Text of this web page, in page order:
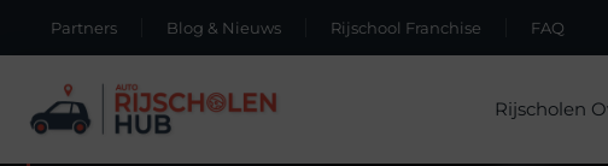
Partners Blog & Nieuws Rijschool Franchise FAQ
Rijscholen